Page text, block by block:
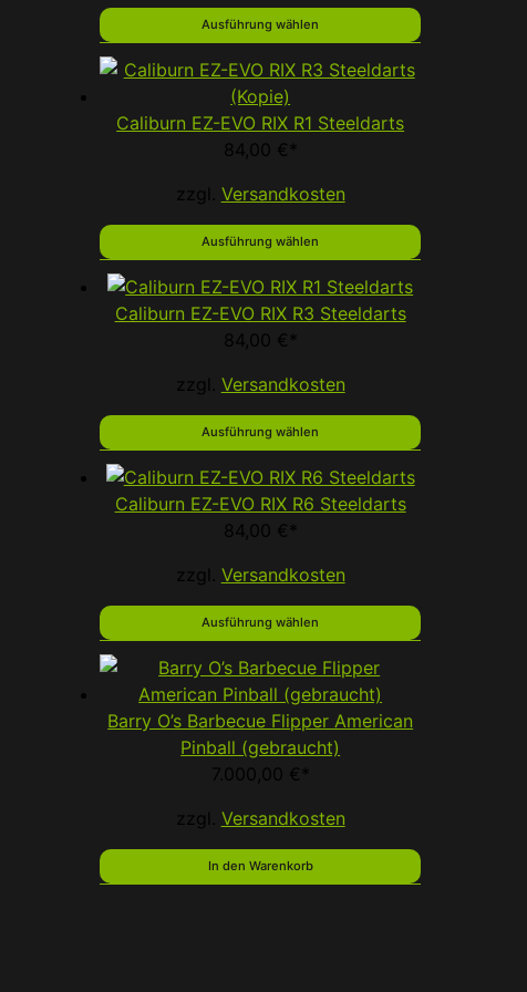
Ausführung wählen
Caliburn EZ-EVO RIX R1 Steeldarts
84,00 € *
zzgl. Versandkosten
Ausführung wählen
Caliburn EZ-EVO RIX R3 Steeldarts
84,00 € *
zzgl. Versandkosten
Ausführung wählen
Caliburn EZ-EVO RIX R6 Steeldarts
84,00 € *
zzgl. Versandkosten
Ausführung wählen
Barry O’s Barbecue Flipper American
Pinball (gebraucht)
7.000,00 € *
zzgl. Versandkosten
In den Warenkorb